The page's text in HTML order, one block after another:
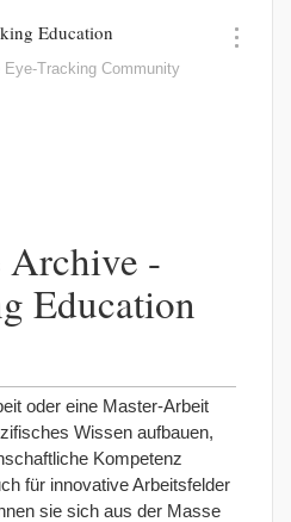
Education
Eye-Tracking Community
Archive -
Education
oder eine Master-Arbeit
Wissen aufbauen,
Kompetenz
für innovative Arbeitsfelder
sie sich aus der Masse